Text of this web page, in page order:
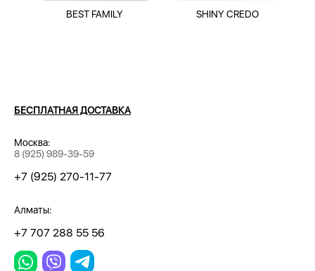
BEST FAMILY SHINY CREDO
БЕСПЛАТНАЯ ДОСТАВКА
Москва:
8 (925) 989-39-59
+7 (925) 270-11-77
Алматы:
+7 707 288 55 56